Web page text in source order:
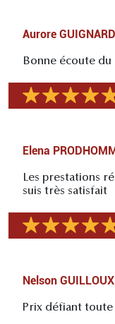
Aurore GUIGNARD
Bonne écoute du
Elena
Les prestations
suis très satisfait
Nelson GUILLOUX
Prix défiant